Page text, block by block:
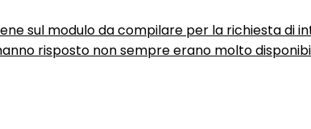
sul modulo da compilare per la richiesta
risposto non sempre erano molto